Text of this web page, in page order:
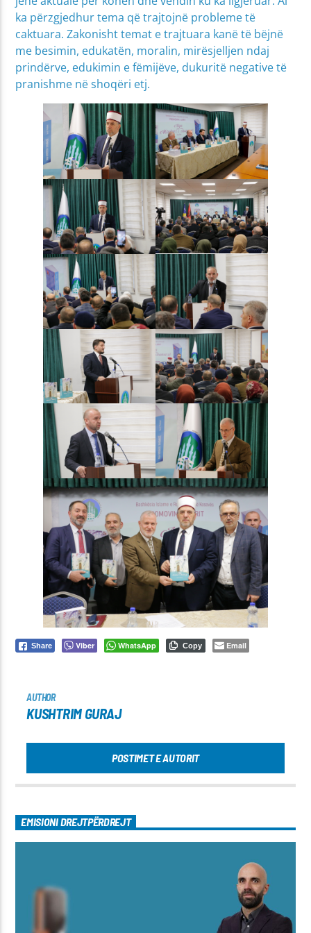
ka përzgjedhur tema që trajtojnë probleme të
caktuara. Zakonisht temat e trajtuara kanë të bëjnë
me besimin, edukatën, moralin, mirësjelljen ndaj
prindërve, edukimin e fëmijëve, dukuritë negative të
pranishme në shoqëri etj.
Share Viber WhatsApp Copy Email
AUTHOR
KUSHTRIM GURAJ
POSTIMET E AUTORIT
EMISIONI DREJTPËRDREJT